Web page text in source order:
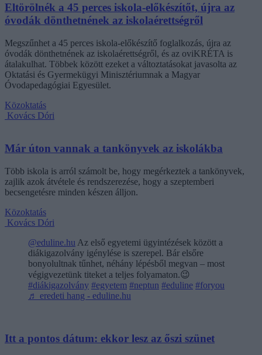
Eltörölnék a 45 perces iskola-előkészítőt, újra az
óvodák dönthetnének az iskolaérettségről
Megszűnhet a 45 perces iskola-előkészítő foglalkozás, újra az
óvodák dönthetnének az iskolaérettségről, és az oviKRÉTA is
átalakulhat. Többek között ezeket a változtatásokat javasolta az
Oktatási és Gyermekügyi Minisztériumnak a Magyar
Óvodapedagógiai Egyesület.
Közoktatás
Kovács Dóri
Már úton vannak a tankönyvek az iskolákba
Több iskola is arról számolt be, hogy megérkeztek a tankönyvek,
zajlik azok átvétele és rendszerezése, hogy a szeptemberi
becsengetésre minden készen álljon.
Közoktatás
Kovács Dóri
@eduline.hu Az első egyetemi ügyintézések között a
diákigazolvány igénylése is szerepel. Bár elsőre
bonyolultnak tűnhet, néhány lépésből megvan – most
végigvezetünk titeket a teljes folyamaton.😉
#diákigazolvány #egyetem #neptun #eduline #foryou
♬ eredeti hang - eduline.hu
Itt a pontos dátum: ekkor lesz az őszi szünet